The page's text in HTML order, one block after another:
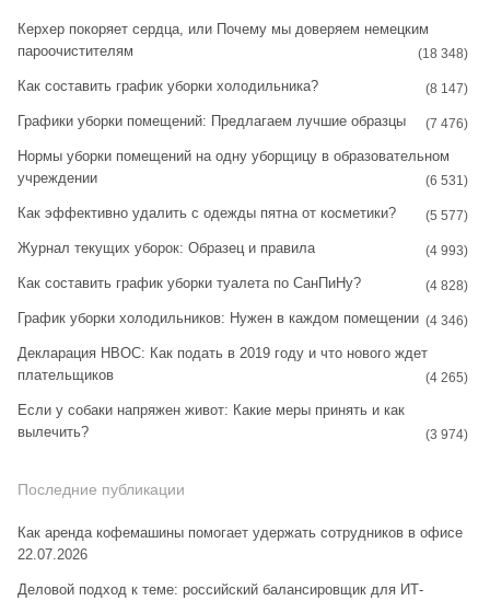
a
g
r
a
e
r
e
s
Керхер покоряет сердца, или Почему мы доверяем немецким
пароочистителям
(18 348)
Как составить график уборки холодильника? (8 147)
Графики уборки помещений: Предлагаем лучшие образцы (7 476)
Нормы уборки помещений на одну уборщицу в образовательном
учреждении
(6 531)
Как эффективно удалить с одежды пятна от косметики? (5 577)
Журнал текущих уборок: Образец и правила (4 993)
Как составить график уборки туалета по СанПиНу? (4 828)
График уборки холодильников: Нужен в каждом помещении (4 346)
Декларация НВОС: Как подать в 2019 году и что нового ждет
плательщиков
(4 265)
Если у собаки напряжен живот: Какие меры принять и как
вылечить?
(3 974)
Последние публикации
Как аренда кофемашины помогает удержать сотрудников в офисе
22.07.2026
Деловой подход к теме: российский балансировщик для ИТ-